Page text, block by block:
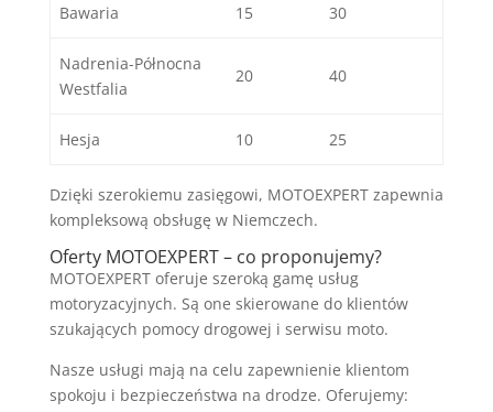
Bawaria 15 30
Nadrenia-Północna
Westfalia
20 40
Hesja 10 25
Dzięki szerokiemu zasięgowi, MOTOEXPERT zapewnia
kompleksową obsługę w Niemczech.
Oferty MOTOEXPERT – co proponujemy?
MOTOEXPERT oferuje szeroką gamę usług
motoryzacyjnych. Są one skierowane do klientów
szukających pomocy drogowej i serwisu moto.
Nasze usługi mają na celu zapewnienie klientom
spokoju i bezpieczeństwa na drodze. Oferujemy: